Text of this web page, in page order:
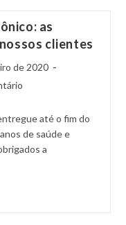
as
clientes
de 2020
até o fim do
de saúde e
a